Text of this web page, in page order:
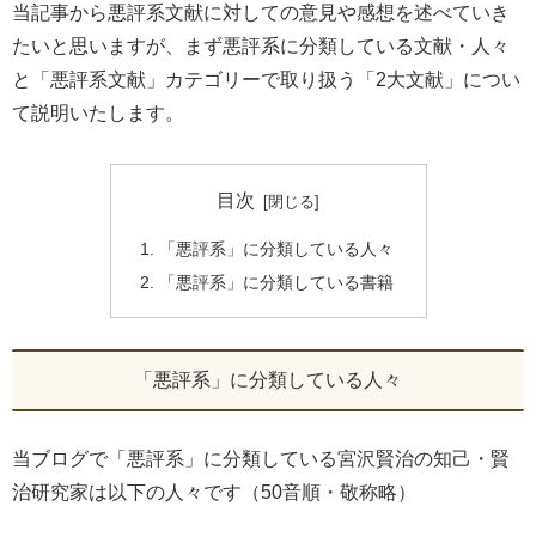
当記事から悪評系文献に対しての意見や感想を述べていき
たいと思いますが、まず悪評系に分類している文献・人々
と「悪評系文献」カテゴリーで取り扱う「2大文献」につい
て説明いたします。
目次
「悪評系」に分類している人々
「悪評系」に分類している書籍
「悪評系」に分類している人々
当ブログで「悪評系」に分類している宮沢賢治の知己・賢
治研究家は以下の人々です（50音順・敬称略）